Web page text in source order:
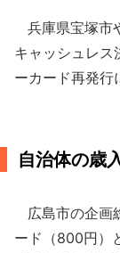
兵庫県宝塚市
キャッシュレス
ーカード再発行
自治体の歳
広島市の企画
ード（800円）